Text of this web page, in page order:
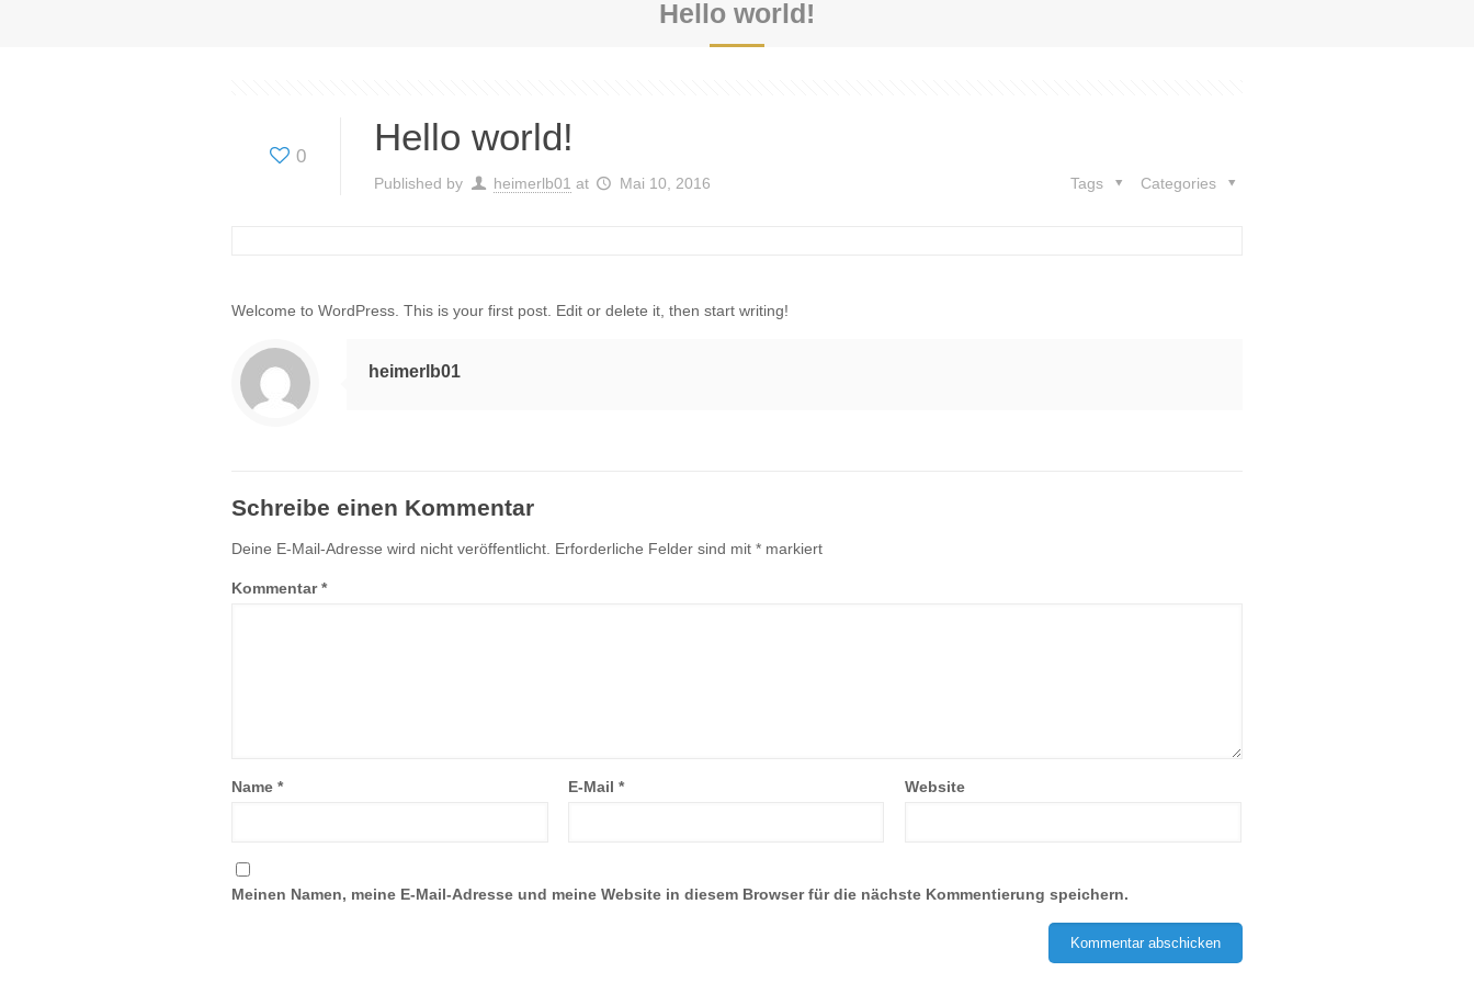
Hello world!
0 Hello world!
Published by heimerlb01 at Mai 10, 2016 Categories
Tags
Welcome to WordPress. This is your first post. Edit or delete it, then start writing!
heimerlb01
Schreibe einen Kommentar
Deine E-Mail-Adresse wird nicht veröffentlicht. Erforderliche Felder sind mit* markiert
Kommentar*
Name* E-Mail* Website
Meinen Namen, meine E-Mail-Adresse und meine Website in diesem Browser für die nächste Kommentierung speichern.